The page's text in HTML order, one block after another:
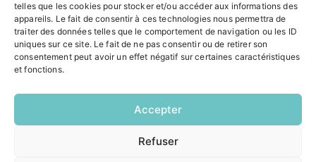
telles que les cookies pour stocker et/ou accéder aux informations des
appareils. Le fait de consentir à ces technologies nous permettra de
traiter des données telles que le comportement de navigation ou les ID
uniques sur ce site. Le fait de ne pas consentir ou de retirer son
consentement peut avoir un effet négatif sur certaines caractéristiques
et fonctions.
Accepter
Refuser
Contacter la mairie
Pôle santé
Le Saucatais
Formalités administratives
Restauration scolaire